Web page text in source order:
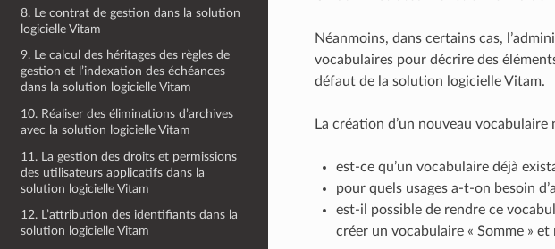
8. Le contrat de gestion dans la solution
logicielle Vitam
9. Le calcul des héritages des règles de
gestion et l’indexation des échéances
dans la solution logicielle Vitam
10. Réaliser des éliminations d’archives
avec la solution logicielle Vitam
11. La gestion des droits et permissions
des utilisateurs applicatifs dans la
solution logicielle Vitam
12. L’attribution des identifiants dans la
solution logicielle Vitam
Néanmoins, dans certains cas,
vocabulaires pour décrire des
défaut de la solution logicielle Vitam.
La création d’un nouveau
est-ce qu’un vocabulaire déjà
pour quels usages a-t-on besoin
est-il possible de rendre ce
créer un vocabulaire « Somme » et